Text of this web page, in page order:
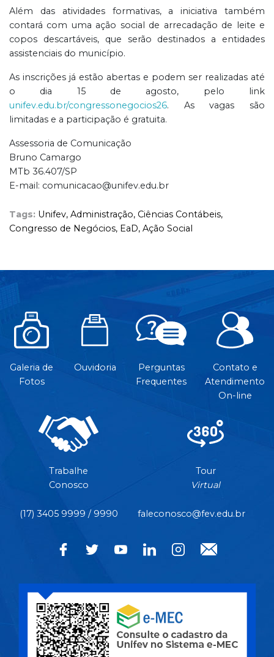
Além das atividades formativas, a iniciativa também
contará com uma ação social de arrecadação de leite e
copos descartáveis, que serão destinados a entidades
assistenciais do município.
As inscrições já estão abertas e podem ser realizadas até
o dia 15 de agosto, pelo link
unifev.edu.br/congressonegocios26. As vagas são
limitadas e a participação é gratuita.
Assessoria de Comunicação
Bruno Camargo
MTb 36.407/SP
E-mail: comunicacao@unifev.edu.br
Tags: Unifev, Administração, Ciências Contábeis,
Congresso de Negócios, EaD, Ação Social
Galeria de
Fotos
Ouvidoria
Perguntas
Frequentes
Contato e
Atendimento
On-line
Trabalhe
Conosco
Tour
Virtual
(17) 3405 9999 / 9990 faleconosco@fev.edu.br